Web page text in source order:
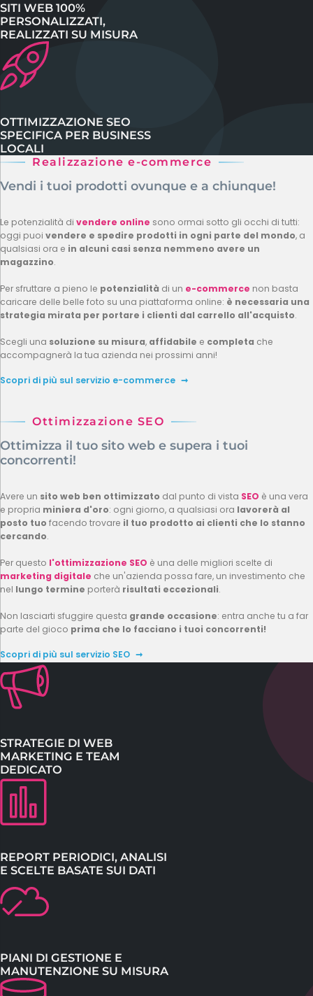
SITI WEB 100%
PERSONALIZZATI,
REALIZZATI SU MISURA
OTTIMIZZAZIONE SEO
SPECIFICA PER BUSINESS
LOCALI
Realizzazione e-commerce
Vendi i tuoi prodotti ovunque e a chiunque!
Le potenzialità di vendere online sono ormai sotto gli occhi di tutti:
oggi puoi vendere e spedire prodotti in ogni parte del mondo, a
qualsiasi ora e in alcuni casi senza nemmeno avere un
magazzino.
Per sfruttare a pieno le potenzialità di un e-commerce non basta
caricare delle belle foto su una piattaforma online: è necessaria una
strategia mirata per portare i clienti dal carrello all'acquisto.
Scegli una soluzione su misura, affidabile e completa che
accompagnerà la tua azienda nei prossimi anni!
Scopri di più sul servizio e-commerce
Ottimizzazione SEO
Ottimizza il tuo sito web e supera i tuoi
concorrenti!
Avere un sito web ben ottimizzato dal punto di vista SEO è una vera
e propria miniera d'oro: ogni giorno, a qualsiasi ora lavorerà al
posto tuo facendo trovare il tuo prodotto ai clienti che lo stanno
cercando.
Per questo l'ottimizzazione SEO è una delle migliori scelte di
marketing digitale che un'azienda possa fare, un investimento che
nel lungo termine porterà risultati eccezionali.
Non lasciarti sfuggire questa grande occasione: entra anche tu a far
parte del gioco prima che lo facciano i tuoi concorrenti!
Scopri di più sul servizio SEO
STRATEGIE DI WEB
MARKETING E TEAM
DEDICATO
REPORT PERIODICI, ANALISI
E SCELTE BASATE SUI DATI
PIANI DI GESTIONE E
MANUTENZIONE SU MISURA